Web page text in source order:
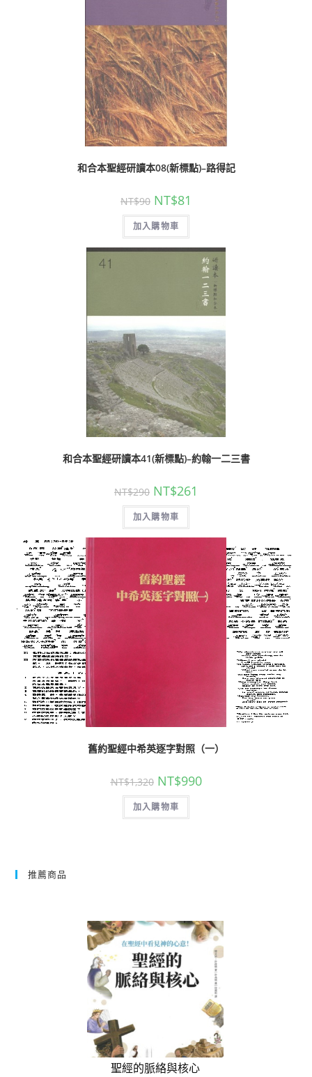
和合本聖經研讀本08(新標點)–路得記
NT$90 NT$81
加入購物車
和合本聖經研讀本41(新標點)–約翰一二三書
NT$290 NT$261
加入購物車
舊約聖經中希英逐字對照（一）
NT$1,320 NT$990
加入購物車
推薦商品
聖經的脈絡與核心